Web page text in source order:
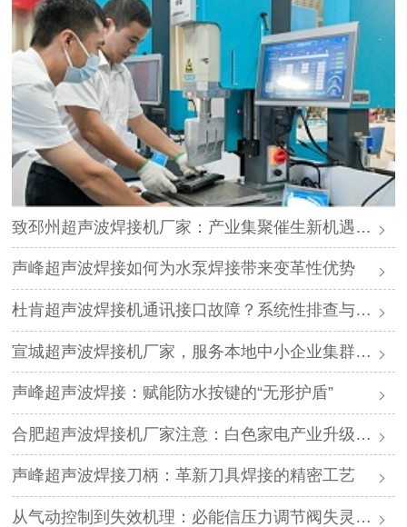
致邳州超声波焊接机厂家：产业集聚催生新机遇，声峰源头工厂邀您抱团发展
声峰超声波焊接如何为水泵焊接带来变革性优势
杜肯超声波焊接机通讯接口故障？系统性排查与专业解决方案
宣城超声波焊接机厂家，服务本地中小企业集群，声峰ODM贴牌助您轻装上阵
声峰超声波焊接：赋能防水按键的“无形护盾”
合肥超声波焊接机厂家注意：白色家电产业升级，声峰源头工厂诚邀加盟
声峰超声波焊接刀柄：革新刀具焊接的精密工艺
从气动控制到失效机理：必能信压力调节阀失灵的深度解析与专业修复